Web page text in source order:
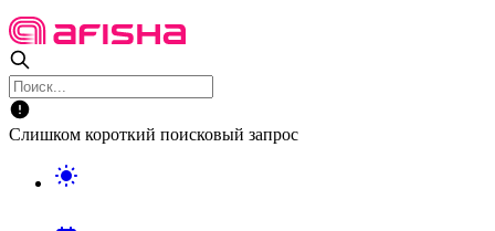
Слишком короткий поисковый запрос